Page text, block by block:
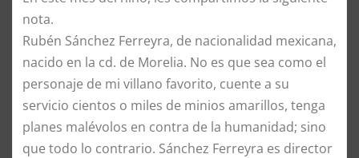
nota.
Rubén Sánchez Ferreyra, de nacionalidad mexicana,
nacido en la cd. de Morelia. No es que sea como el
personaje de mi villano favorito, cuente a su
servicio cientos o miles de minios amarillos, tenga
planes malévolos en contra de la humanidad; sino
que todo lo contrario. Sánchez Ferreyra es director